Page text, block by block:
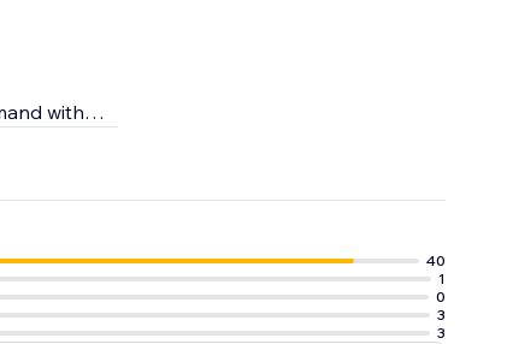
with
highest
ease with
40
1
0
3
3